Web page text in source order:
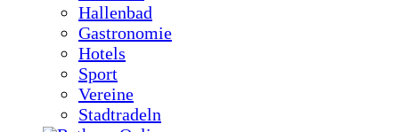
Hallenbad
Gastronomie
Hotels
Sport
Vereine
Stadtradeln